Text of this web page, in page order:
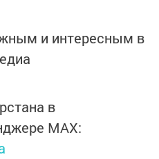
и интересным в
в
MАХ: